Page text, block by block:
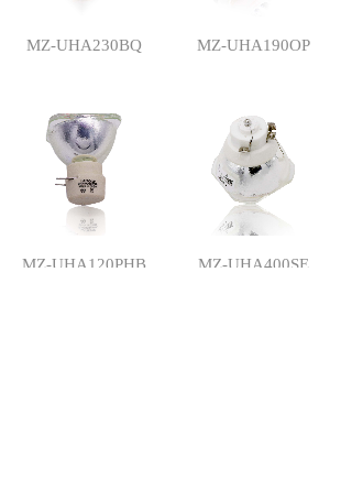
MZ-UHA230BQ MZ-UHA190OP
MZ-UHA120PHB MZ-UHA400SE